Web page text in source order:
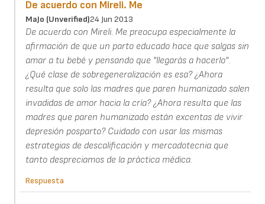
De acuerdo con Mireli. Me
MaJo (unverified)24 Jun 2013
De acuerdo con Mireli. Me preocupa especialmente la
afirmación de que un parto educado hace que salgas sin
amar a tu bebé y pensando que "llegarás a hacerlo".
¿Qué clase de sobregeneralización es esa? ¿Ahora
resulta que solo las madres que paren humanizado salen
invadidas de amor hacia la cría? ¿Ahora resulta que las
madres que paren humanizado están excentas de vivir
depresión posparto? Cuidado con usar las mismas
estrategias de descalificación y mercadotecnia que
tanto despreciamos de la práctica mèdica.
Respuesta